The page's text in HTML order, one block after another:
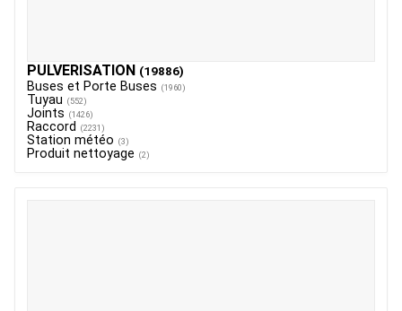
PULVERISATION (19886)
Buses et Porte Buses (1960)
Tuyau (552)
Joints (1426)
Raccord (2231)
Station météo (3)
Produit nettoyage (2)